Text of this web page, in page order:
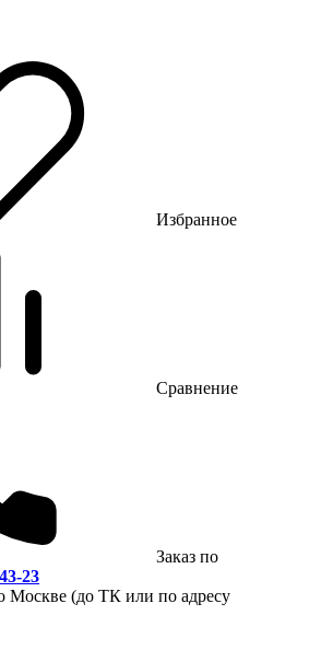
Избранное
Сравнение
Заказ по
23
Москве (до ТК или по адресу